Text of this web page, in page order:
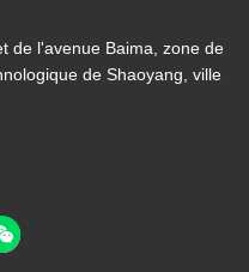
de l'avenue Baima, zone de
de Shaoyang, ville